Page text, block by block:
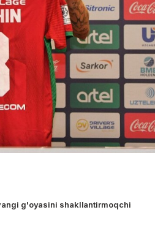
g'oyasini shakllantirmoqchi